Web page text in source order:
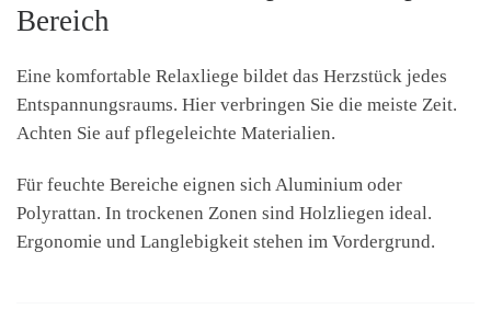
Bereich
Eine komfortable Relaxliege bildet das Herzstück jedes
Entspannungsraums. Hier verbringen Sie die meiste Zeit.
Achten Sie auf pflegeleichte Materialien.
Für feuchte Bereiche eignen sich Aluminium oder
Polyrattan. In trockenen Zonen sind Holzliegen ideal.
Ergonomie und Langlebigkeit stehen im Vordergrund.